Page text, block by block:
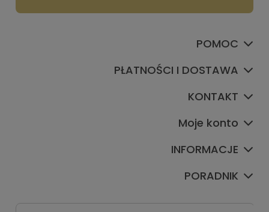
POMOC
PŁATNOŚCI I DOSTAWA
KONTAKT
Moje konto
INFORMACJE
PORADNIK